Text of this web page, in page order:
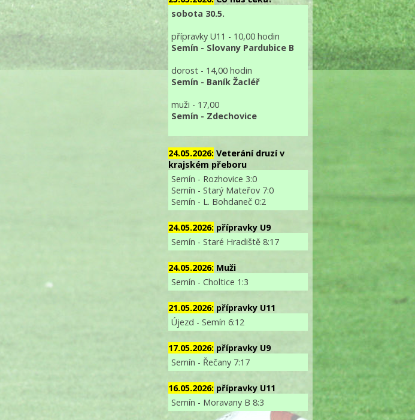
sobota 30.5.
přípravky U11 - 10,00 hodin
Semín - Slovany Pardubice B
dorost - 14,00 hodin
Semín - Baník Žacléř
muži - 17,00
Semín - Zdechovice
24.05.2026: Veterání druzí v
krajském přeboru
Semín - Rozhovice 3:0
Semín - Starý Mateřov 7:0
Semín - L. Bohdaneč 0:2
24.05.2026: přípravky U9
Semín - Staré Hradiště 8:17
24.05.2026: Muži
Semín - Choltice 1:3
21.05.2026: přípravky U11
Újezd - Semín 6:12
17.05.2026: přípravky U9
Semín - Řečany 7:17
16.05.2026: přípravky U11
Semín - Moravany B 8:3